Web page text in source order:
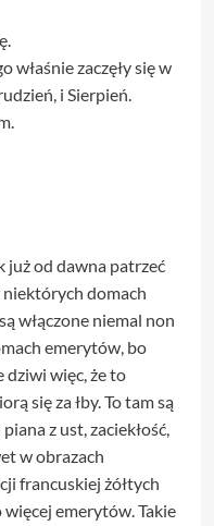
właśnie zaczęły się w
i Sierpień.
już od dawna patrzeć
domach
włączone niemal non
emerytów, bo
dziwi więc, że to
się za łby. To tam są
z ust, zaciekłość,
w obrazach
francuskiej żółtych
więcej emerytów. Takie